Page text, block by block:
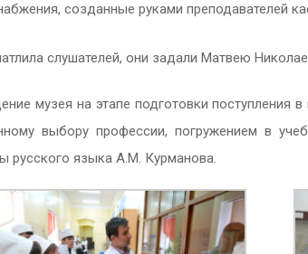
созданные руками преподавателей
слушателей, они задали Матвею
музея на этапе подготовки поступления
выбору профессии, погружением в
русского языка А.М. Курманова.